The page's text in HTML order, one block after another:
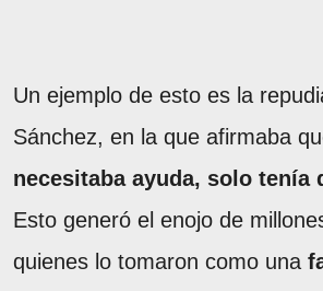
Un ejemplo de esto es la
Sánchez, en la que afirmaba
necesitaba ayuda, solo tenía
Esto generó el enojo de
quienes lo tomaron como una